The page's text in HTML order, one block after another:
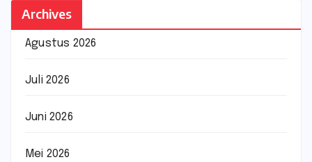
Archives
Agustus 2026
Juli 2026
Juni 2026
Mei 2026